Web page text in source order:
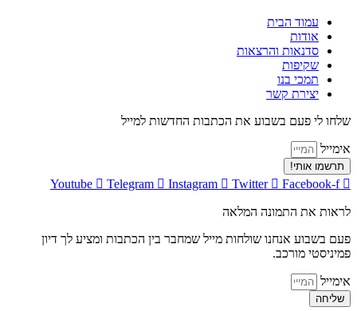
עמוד הבית
אודות
סדנאות והרצאות
שקיפות
תמכי בנו
יצירת קשר
שלחו לי פעם בשבוע את הכתבות החדשות למייל
אימייל
תרשמו אותי!
Youtube Telegram Instagram Twitter Facebook-f
לראות את התמונה המלאה
פעם בשבוע אנחנו שולחות מייל שמחבר בין הכתבות ומציע לך דיון
פמיניסטי מורכב.
אימייל
שליחה